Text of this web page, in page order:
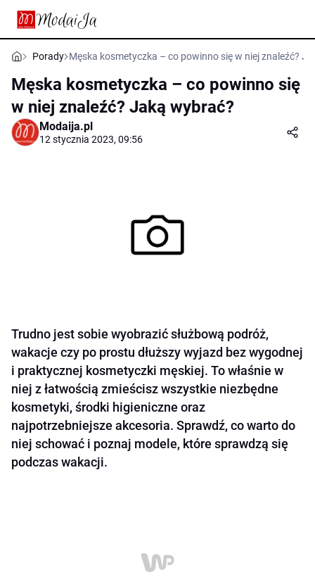
Porady Męska kosmetyczka – co powinno się w niej znaleźć?
Męska kosmetyczka – co powinno się
w niej znaleźć? Jaką wybrać?
Modaija.pl
12 stycznia 2023, 09:56
Trudno jest sobie wyobrazić służbową podróż,
wakacje czy po prostu dłuższy wyjazd bez wygodnej
i praktycznej kosmetyczki męskiej. To właśnie w
niej z łatwością zmieścisz wszystkie niezbędne
kosmetyki, środki higieniczne oraz
najpotrzebniejsze akcesoria. Sprawdź, co warto do
niej schować i poznaj modele, które sprawdzą się
podczas wakacji.